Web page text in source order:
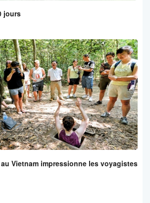
jours
Vietnam impressionne les voyagistes